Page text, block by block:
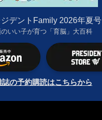
デントFamily 2026年夏号
いい子が育つ「育脳」大百科
誌の予約購読はこちらから